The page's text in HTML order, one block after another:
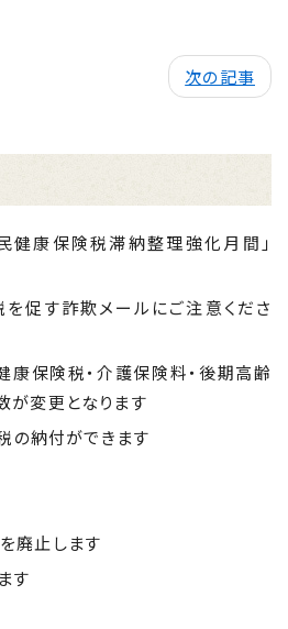
次の記事
健康保険税滞納整理強化月間」
促す詐欺メールにご注意くださ
保険税・介護保険料・後期高齢
が変更となります
の納付ができます
廃止します
す